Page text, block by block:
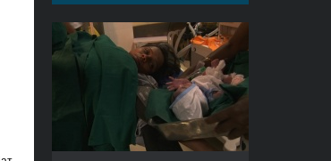
Материнська мрія
РІК
2013
КРАЇНА
Швейцарія
РЕЖИСЕР/-КА